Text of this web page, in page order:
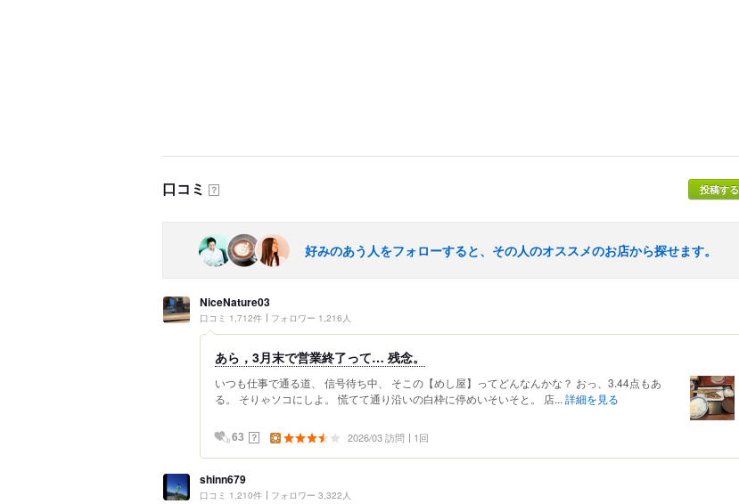
口コミ ？ 投稿する
好みのあう人をフォローすると、その人のオススメのお店から探せます。
NiceNature03
口コミ 1,712件 フォロワー 1,216人
あら，3月末で営業終了って… 残念。
いつも仕事で通る道、 信号待ち中、 そこの【めし屋】ってどんなんかな？ おっ、3.44点もあ
る。 そりゃソコにしよ。 慌てて通り沿いの白枠に停めいそいそと。 店... 詳細を見る
63 ？ 2026/03 訪問 1回
shinn679
口コミ 1,210件 フォロワー 3,322人